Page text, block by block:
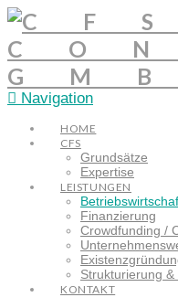
Navigation
HOME
CFS
Grundsätze
Expertise
LEISTUNGEN
Finanzierung
Crowdfunding /
Strukturierung &
KONTAKT